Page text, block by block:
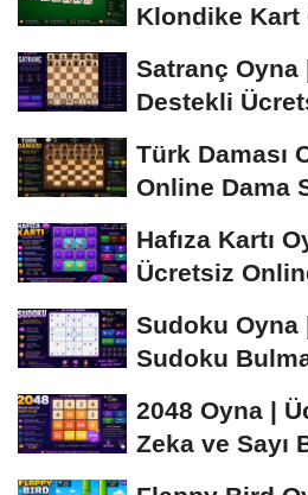
Klondike Kart
Satranç Oyna
Destekli
Türk Daması
Online Dama
Hafıza Kartı
Ücretsiz
Sudoku Oyna
Sudoku
2048 Oyna |
Zeka ve Sayı